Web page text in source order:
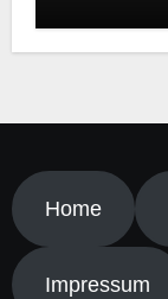
Home
Impressum